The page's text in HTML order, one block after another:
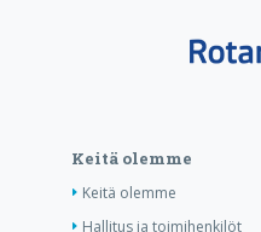
Keitä olemme
Keitä olemme
Hallitus ja toimihenkilöt